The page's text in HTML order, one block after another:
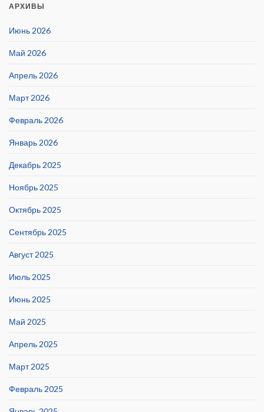
АРХИВЫ
Июнь 2026
Май 2026
Апрель 2026
Март 2026
Февраль 2026
Январь 2026
Декабрь 2025
Ноябрь 2025
Октябрь 2025
Сентябрь 2025
Август 2025
Июль 2025
Июнь 2025
Май 2025
Апрель 2025
Март 2025
Февраль 2025